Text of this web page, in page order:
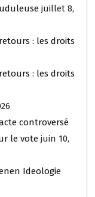
juillet 8,
: les droits
: les droits
controversé
le vote juin 10,
Ideologie